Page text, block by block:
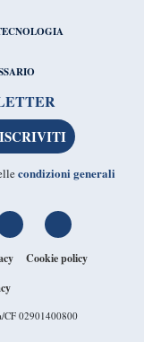
condizioni generali
Cookie policy
CF 02901400800